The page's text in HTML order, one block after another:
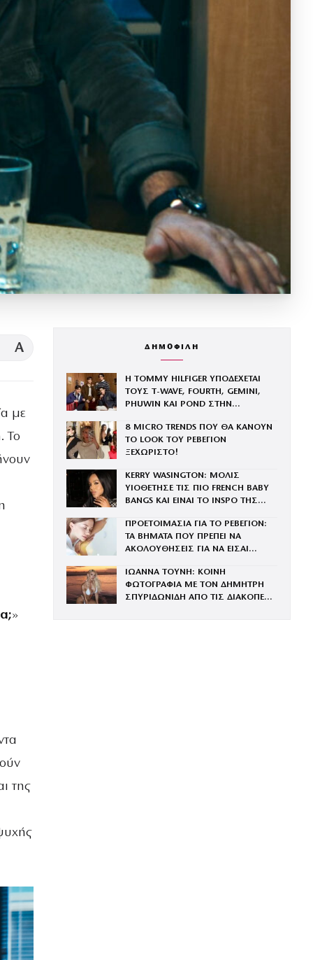
A
με
Το
»
της
ΔΗΜΟΦΙΛΗ
Η TOMMY HILFIGER ΥΠΟΔΕΧΕΤΑΙ
ΤΟΥΣ Τ-WAVE, FOURTH, GEMINI,
PHUWIN ΚΑΙ POND ΣΤΗΝ
8 MICRO TRENDS ΠΟΥ ΘΑ ΚΑΝΟΥΝ
ΤΟ LOOK ΤΟΥ ΡΕΒΕΓΙΟΝ
ΞΕΧΩΡΙΣΤΟ!
KERRY WASINGTON: ΜΟΛΙΣ
ΥΙΟΘΕΤΗΣΕ ΤΙΣ ΠΙΟ FRENCH BABY
BANGS ΚΑΙ ΕΙΝΑΙ ΤΟ INSPO ΤΗΣ
ΠΡΟΕΤΟΙΜΑΣΙΑ ΓΙΑ ΤΟ ΡΕΒΕΓΙΟΝ:
ΤΑ ΒΗΜΑΤΑ ΠΟΥ ΠΡΕΠΕΙ ΝΑ
ΑΚΟΛΟΥΘΗΣΕΙΣ ΓΙΑ ΝΑ ΕΙΣΑΙ
ΒΡΑΔΙΑ ΤΟΥ ΧΡΟΝΟΥ
ΙΩΑΝΝΑ ΤΟΥΝΗ: ΚΟΙΝΗ
ΦΩΤΟΓΡΑΦΙΑ ΜΕ ΤΟΝ ΔΗΜΗΤΡΗ
ΣΠΥΡΙΔΩΝΙΔΗ ΑΠΟ ΤΙΣ ΔΙΑΚΟΠΕΣ